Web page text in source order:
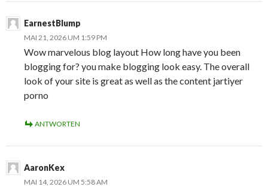
EarnestBlump
MAI 21, 2026 UM 1:59 PM
Wow marvelous blog layout How long have you been
blogging for? you make blogging look easy. The overall
look of your site is great as well as the content jartiyer
porno
ANTWORTEN
AaronKex
MAI 14, 2026 UM 5:58 AM